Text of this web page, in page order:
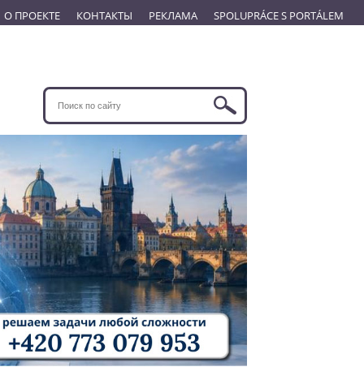
О ПРОЕКТЕ КОНТАКТЫ РЕКЛАМА SPOLUPRÁCE S PORTÁLEM